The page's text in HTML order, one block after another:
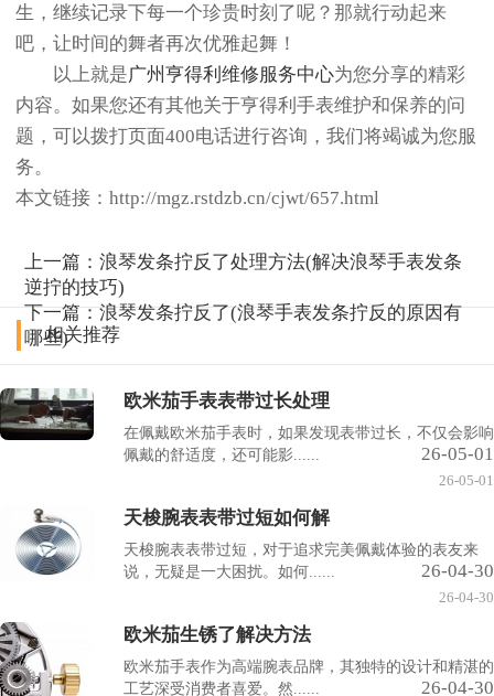
生，继续记录下每一个珍贵时刻了呢？那就行动起来
吧，让时间的舞者再次优雅起舞！
以上就是广州亨得利维修服务中心为您分享的精彩
内容。如果您还有其他关于亨得利手表维护和保养的问
题，可以拨打页面400电话进行咨询，我们将竭诚为您服
务。
本文链接：http://mgz.rstdzb.cn/cjwt/657.html
上一篇：浪琴发条拧反了处理方法(解决浪琴手表发条
逆拧的技巧)
下一篇：浪琴发条拧反了(浪琴手表发条拧反的原因有
哪些)相关推荐
欧米茄手表表带过长处理
在佩戴欧米茄手表时，如果发现表带过长，不仅会影响
佩戴的舒适度，还可能影......
26-05-01
26-05-01
天梭腕表表带过短如何解
天梭腕表表带过短，对于追求完美佩戴体验的表友来
说，无疑是一大困扰。如何......
26-04-30
26-04-30
欧米茄生锈了解决方法
欧米茄手表作为高端腕表品牌，其独特的设计和精湛的
工艺深受消费者喜爱。然......
26-04-30